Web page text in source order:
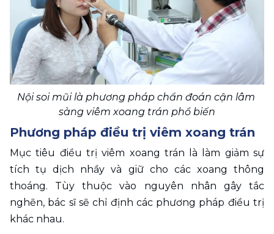
Nội soi mũi là phương pháp chẩn đoán cận lâm
sàng viêm xoang trán phổ biến
Phương pháp điều trị viêm xoang trán
Mục tiêu điều trị viêm xoang trán là làm giảm sự
tích tụ dịch nhầy và giữ cho các xoang thông
thoáng. Tùy thuộc vào nguyên nhân gây tắc
nghẽn, bác sĩ sẽ chỉ định các phương pháp điều trị
khác nhau.